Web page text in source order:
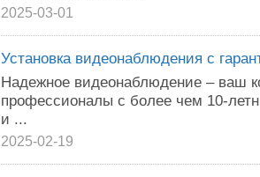
2025-03-01
Установка видеонаблюдения с
Надежное видеонаблюдение – ваш
профессионалы с более чем 10-
и ...
2025-02-19